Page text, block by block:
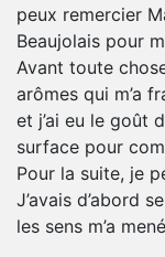
peux remercier
Beaujolais pour
Avant toute
arômes qui m’a
et j’ai eu le goût
surface pour
Pour la suite, je
J’avais d’abord
les sens m’a